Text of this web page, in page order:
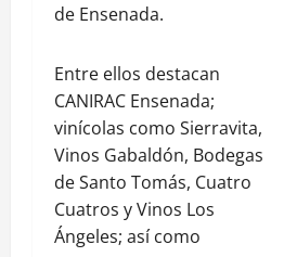
de Ensenada.
Entre ellos destacan
CANIRAC Ensenada;
vinícolas como Sierravita,
Vinos Gabaldón, Bodegas
de Santo Tomás, Cuatro
Cuatros y Vinos Los
Ángeles; así como